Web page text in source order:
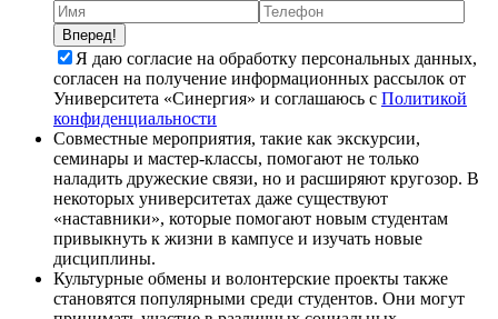
Вперед!
Я даю согласие на обработку персональных данных,
согласен на получение информационных рассылок от
Университета «Синергия» и соглашаюсь c Политикой
конфиденциальности
Совместные мероприятия, такие как экскурсии,
семинары и мастер-классы, помогают не только
наладить дружеские связи, но и расширяют кругозор. В
некоторых университетах даже существуют
«наставники», которые помогают новым студентам
привыкнуть к жизни в кампусе и изучать новые
дисциплины.
Культурные обмены и волонтерские проекты также
становятся популярными среди студентов. Они могут